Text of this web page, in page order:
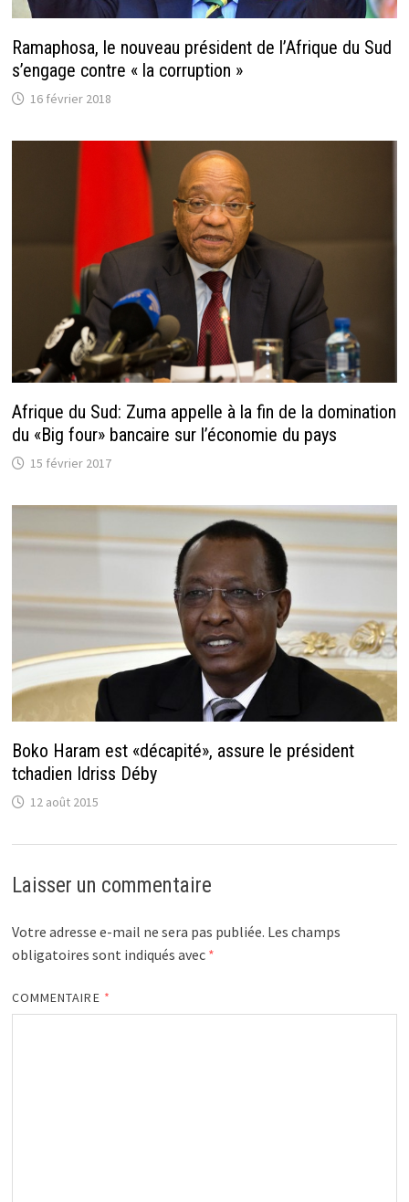
Ramaphosa, le nouveau président de l’Afrique du Sud
s’engage contre « la corruption »
16 février 2018
Afrique du Sud: Zuma appelle à la fin de la domination
du «Big four» bancaire sur l’économie du pays
15 février 2017
Boko Haram est «décapité», assure le président
tchadien Idriss Déby
12 août 2015
Laisser un commentaire
Votre adresse e-mail ne sera pas publiée. Les champs
obligatoires sont indiqués avec *
COMMENTAIRE *